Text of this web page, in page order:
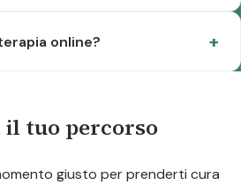
online?
tuo percorso
giusto per prenderti cura